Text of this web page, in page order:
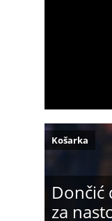
Dončić
za
Košarka